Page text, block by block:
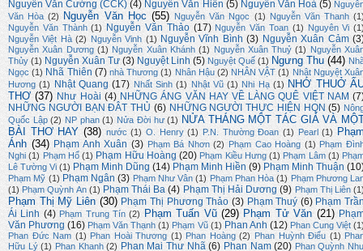
Nguyễn Văn Cường (CCK) (4) Nguyễn Văn Hiến (5) Nguyễn Văn Hoà (5)
Văn Hòa (2) Nguyễn Văn Học (55) Nguyễn Văn Ngọc (1) Nguyễn Văn Thanh
Nguyễn Văn Thành (1) Nguyễn Văn Thảo (17) Nguyễn Văn Toan (1) Nguyên Vi
Nguyễn Việt Hà (2) Nguyễn Vinh (1) Nguyễn Vĩnh Bình (3) Nguyễn Xuân Cảm
Nguyễn Xuân Dương (1) Nguyễn Xuân Khánh (1) Nguyễn Xuân Thuỷ (1) Nguyễn
Thủy (1) Nguyễn Xuân Tư (3) Nguyệt Linh (5) Nguyệt Quế (1) Ngưng Thu (44)
Ngọc (1) Nhã Thiên (7) nhà Thương (1) Nhân Hậu (2) NHÂN VẬT (1) Nhật Nguyệt
Hương (1) Nhật Quang (17) Nhất Sinh (1) Nhật Vũ (1) Nhi Hạ (1) NHỚ THUỞ
THƠ (37) Như Hoài (4) NHỮNG ÁNG VĂN HAY VỀ LÀNG QUÊ VIỆT NAM
NHỮNG NGƯỜI BẠN ĐÂT THỦ (6) NHỮNG NGƯỜI THỰC HIỆN HQN (5)
Quốc Lập (2) NP phan (1) Nửa Đời hư (1) NỬA THÁNG MỘT TÁC GIẢ VÀ
BÀI THƠ HAY (38) nước (1) O. Henry (1) P.N. Thường Đoan (1) Pearl (1)
Ánh (34) Phạm Anh Xuân (3) Phạm Bá Nhơn (2) Phạm Cao Hoàng (1) Phạm
Nghi (1) Phạm Hổ (1) Phạm Hữu Hoàng (20) Phạm Kiều Hưng (1) Phạm Lâm (1)
Lê Tường Vi (1) Phạm Minh Dũng (14) Phạm Minh Hiền (9) Phạm Minh Thuận
Phạm Mỹ (1) Phạm Ngân (3) Phạm Như Vân (1) Phạm Phan Hòa (1) Phạm Phương
(1) Phạm Quỳnh An (1) Phạm Thái Ba (4) Phạm Thị Hải Dương (9) Phạm Thị Liên
Phạm Thị Mỹ Liên (30) Phạm Thị Phương Thảo (3) Phạm Thuý (6) Phạm
Ái Linh (4) Phạm Trung Tín (2) Phạm Tuấn Vũ (29) Phạm Tử Văn (21)
Văn Phương (16) Phạm Văn Thạnh (1) Phạm Vũ (1) Phan Anh (12) Phan Cung Việt
Phan Đức Nam (1) Phan Hoài Thương (1) Phan Hoàng (2) Phan Huỳnh Điểu (1)
Hữu Lý (1) Phan Khanh (2) Phan Mai Thư Nhã (6) Phan Nam (20) Phan Quỳnh